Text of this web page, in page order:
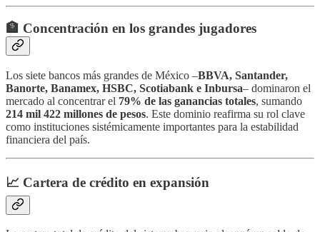
🏦 Concentración en los grandes jugadores
Los siete bancos más grandes de México –BBVA, Santander,
Banorte, Banamex, HSBC, Scotiabank e Inbursa– dominaron el
mercado al concentrar el 79% de las ganancias totales, sumando
214 mil 422 millones de pesos. Este dominio reafirma su rol clave
como instituciones sistémicamente importantes para la estabilidad
financiera del país.
📈 Cartera de crédito en expansión